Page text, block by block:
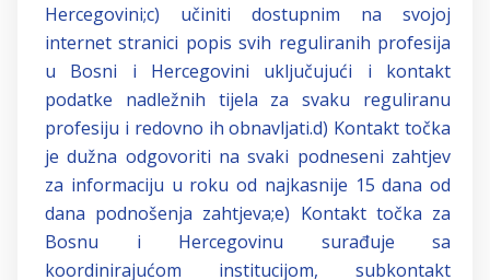
Hercegovini;c) učiniti dostupnim na svojoj
internet stranici popis svih reguliranih profesija
u Bosni i Hercegovini uključujući i kontakt
podatke nadležnih tijela za svaku reguliranu
profesiju i redovno ih obnavljati.d) Kontakt točka
je dužna odgovoriti na svaki podneseni zahtjev
za informaciju u roku od najkasnije 15 dana od
dana podnošenja zahtjeva;e) Kontakt točka za
Bosnu i Hercegovinu surađuje sa
koordinirajućom institucijom, subkontakt